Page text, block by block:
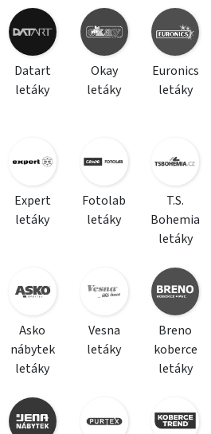
Datart
letáky
Okay
letáky
Euronics
letáky
Expert
letáky
Fotolab
letáky
T.S.
Bohemia
letáky
Asko
nábytek
letáky
Vesna
letáky
Breno
koberce
letáky